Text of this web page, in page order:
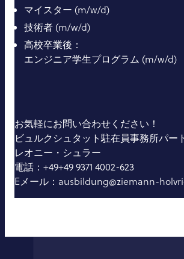
マイスター (m/w/d)
技術者 (m/w/d)
高校卒業後：
エンジニア学生プログラム (m/w/d)
お気軽にお問い合わせください！
ビュルクシュタット駐在員事務所パー
レオニー・シュラー
電話：+49+49 9371 4002-623
Eメール：ausbildung@ziemann-